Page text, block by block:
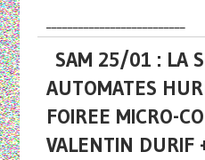
SAM 25/01 : LA
AUTOMATES
FOIREE MICRO-
VALENTIN DURIF